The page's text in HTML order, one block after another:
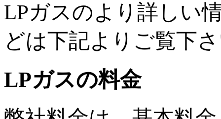
LPガスのより詳しい
どは下記よりご覧下
LPガスの料金